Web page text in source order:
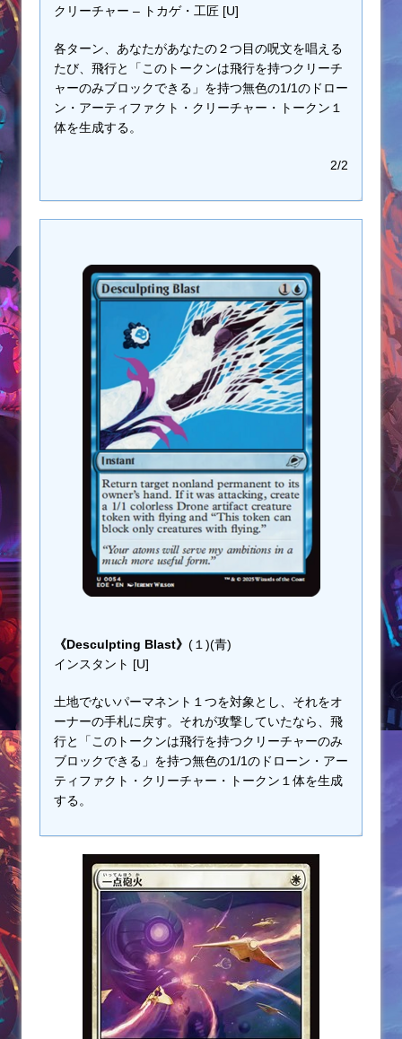
クリーチャー – トカゲ・工匠 [U]
各ターン、あなたがあなたの２つ目の呪文を唱える
たび、飛行と「このトークンは飛行を持つクリーチ
ャーのみブロックできる」を持つ無色の1/1のドロー
ン・アーティファクト・クリーチャー・トークン１
体を生成する。
2/2
《Desculpting Blast》 (１)(青)
インスタント [U]
土地でないパーマネント１つを対象とし、それをオ
ーナーの手札に戻す。それが攻撃していたなら、飛
行と「このトークンは飛行を持つクリーチャーのみ
ブロックできる」を持つ無色の1/1のドローン・アー
ティファクト・クリーチャー・トークン１体を生成
する。